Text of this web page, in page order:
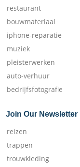
restaurant
bouwmateriaal
iphone-reparatie
muziek
pleisterwerken
auto-verhuur
bedrijfsfotografie
Join Our Newsletter
reizen
trappen
trouwkleding